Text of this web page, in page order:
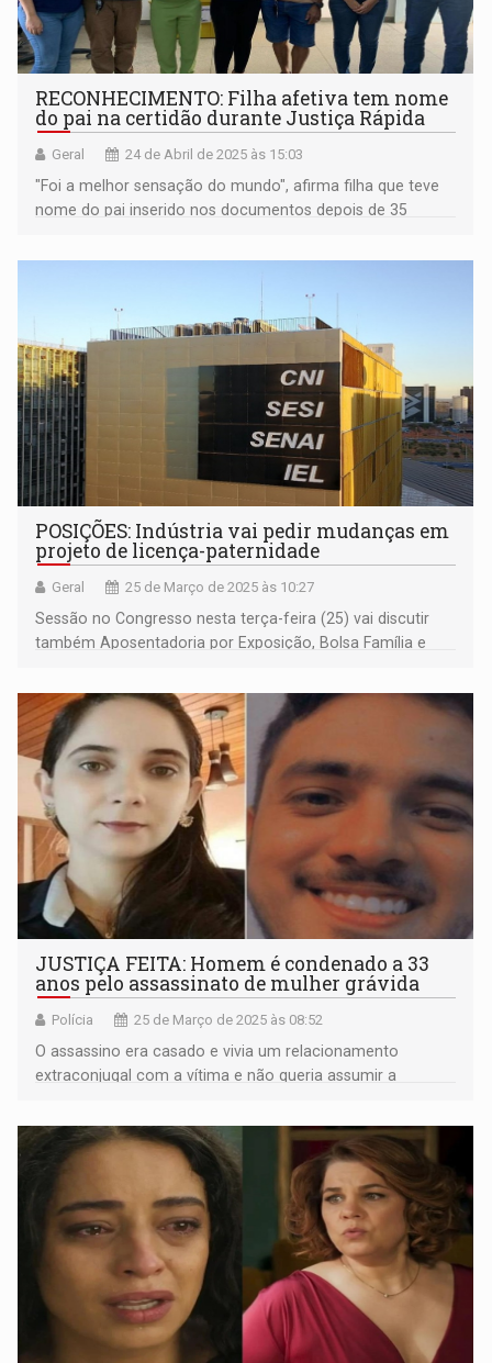
RECONHECIMENTO: Filha afetiva tem nome
do pai na certidão durante Justiça Rápida
Geral 24 de Abril de 2025 às 15:03
"Foi a melhor sensação do mundo", afirma filha que teve
nome do pai inserido nos documentos depois de 35
POSIÇÕES: Indústria vai pedir mudanças em
projeto de licença-paternidade
Geral 25 de Março de 2025 às 10:27
Sessão no Congresso nesta terça-feira (25) vai discutir
também Aposentadoria por Exposição, Bolsa Família e
JUSTIÇA FEITA: Homem é condenado a 33
anos pelo assassinato de mulher grávida
Polícia 25 de Março de 2025 às 08:52
O assassino era casado e vivia um relacionamento
extraconjugal com a vítima e não queria assumir a